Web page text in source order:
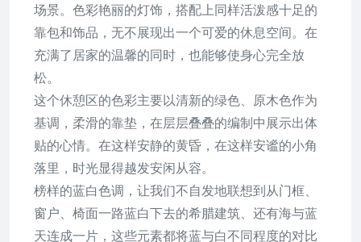
场景。色彩艳丽的灯饰，搭配上同样活泼感十足的
靠包和饰品，无不展现出一个可爱的休息空间。在
充满了居家的温馨的同时，也能够使身心完全放
松。
这个休憩区的色彩主要以清新的绿色、原木色作为
基调，柔滑的靠垫，在层层叠叠的编制中展示出体
贴的心情。在这样安静的黄昏，在这样安谧的小角
落里，时光显得越发安闲从容。
榜样的蓝白色调，让我们不自发地联想到从门框、
窗户、椅面一路蓝白下去的希腊建筑、还有海与蓝
天连成一片，这些元素都将蓝与白不同程度的对比